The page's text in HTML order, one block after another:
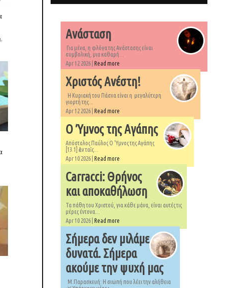
Ανάσταση
Για μένα, η φλόγα της Ανάστασης είναι
συμβολική, μια καθαρή...
Apr 12 2026 | Read more
Χριστός Ανέστη!
Η Κυριακή του Πάσχα είναι η μεγαλύτερη
γιορτή της...
Apr 12 2026 | Read more
Ο Ύμνος της Αγάπης
Απόστολος Παύλος Ο 'Υμνος της Αγάπης
[13.1] ἐὰν ταῖς...
Apr 10 2026 | Read more
Carracci: Θρήνος
και αποκαθήλωση
Τα πάθη του Χριστού, για κάθε μάνα, είναι αυτές τις
μέρες έντονα...
Apr 10 2026 | Read more
Σήμερα δεν μιλάμε
δυνατά. Σήμερα
ακούμε την ψυχή μας
Μ.Παρασκευή: Η σιωπή που λέει την αλήθεια